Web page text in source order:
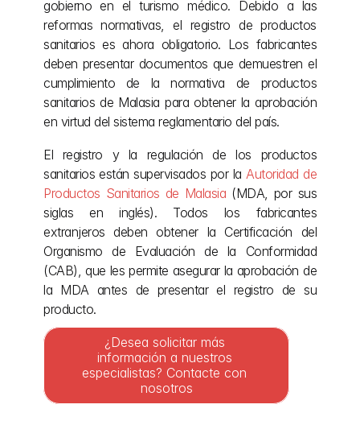
gobierno en el turismo médico. Debido a las
reformas normativas, el registro de productos
sanitarios es ahora obligatorio. Los fabricantes
deben presentar documentos que demuestren el
cumplimiento de la normativa de productos
sanitarios de Malasia para obtener la aprobación
en virtud del sistema reglamentario del país.
El registro y la regulación de los productos
sanitarios están supervisados por la Autoridad de
Productos Sanitarios de Malasia (MDA, por sus
siglas en inglés). Todos los fabricantes
extranjeros deben obtener la Certificación del
Organismo de Evaluación de la Conformidad
(CAB), que les permite asegurar la aprobación de
la MDA antes de presentar el registro de su
producto.
¿Desea solicitar más
información a nuestros
especialistas? Contacte con
nosotros